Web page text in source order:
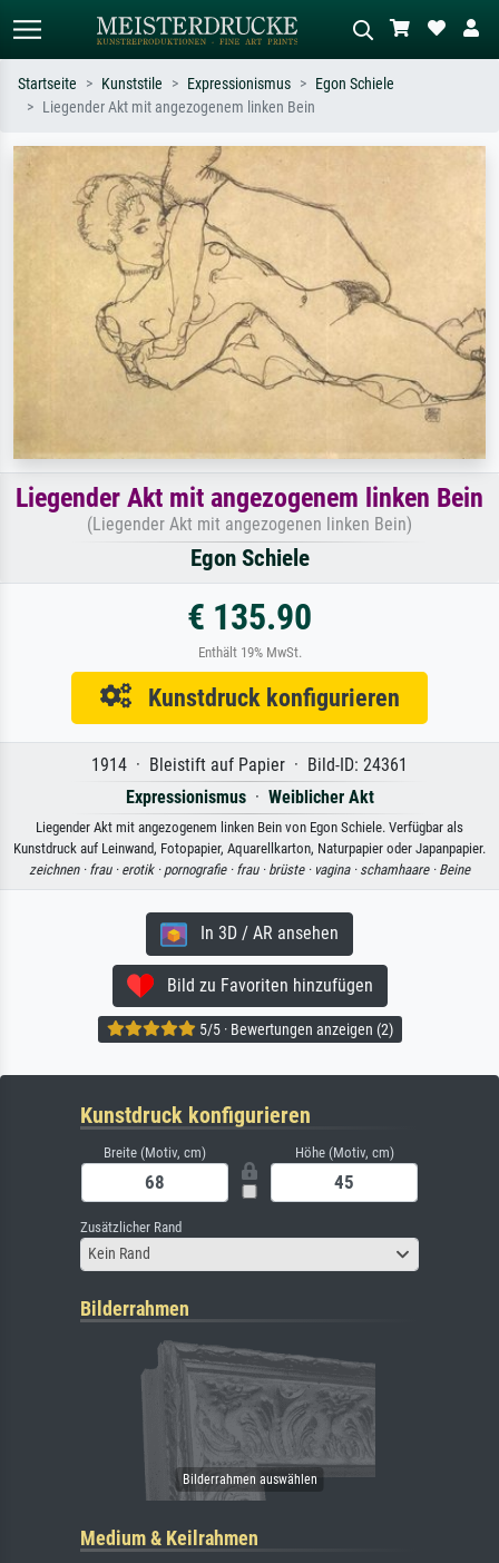
Suchen Sie nach Künstlern, Werktiteln
oder Stilen – z.B. Monet,
Sternennacht, Impressionismus, Welle
Hokusai, Akt.
Beschreiben Sie die Szene – z.B. Grüne
Wiese, Abstrakt mit viel Rot, Dunkles
Ölgemälde, Stehender Akt neben einem
Baum.
Startseite Kunststile Expressionismus
Egon Schiele
Liegender Akt mit angezogenem linken Bein
Liegender Akt mit angezogenem linken Bein
(Liegender Akt mit angezogenen linken Bein)
Egon Schiele
€ 135.90
Enthält 19% MwSt.
Kunstdruck konfigurieren
1914 · Bleistift auf Papier · Bild-ID: 24361
Expressionismus· Weiblicher Akt
Liegender Akt mit angezogenem linken Bein von Egon Schiele. Verfügbar als
Kunstdruck auf Leinwand, Fotopapier, Aquarellkarton, Naturpapier oder Japanpapier.
zeichnen · frau · erotik · pornografie · frau · brüste · vagina · schamhaare · Beine
In 3D / AR ansehen
Bild zu Favoriten hinzufügen
5/5 · Bewertungen anzeigen (2)
Kunstdruck konfigurieren
Breite (Motiv, cm) Höhe (Motiv, cm)
Zusätzlicher Rand
Kein Rand
Bilderrahmen
Medium & Keilrahmen